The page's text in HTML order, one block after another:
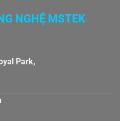
NGHỆ MSTEK
Royal Park,